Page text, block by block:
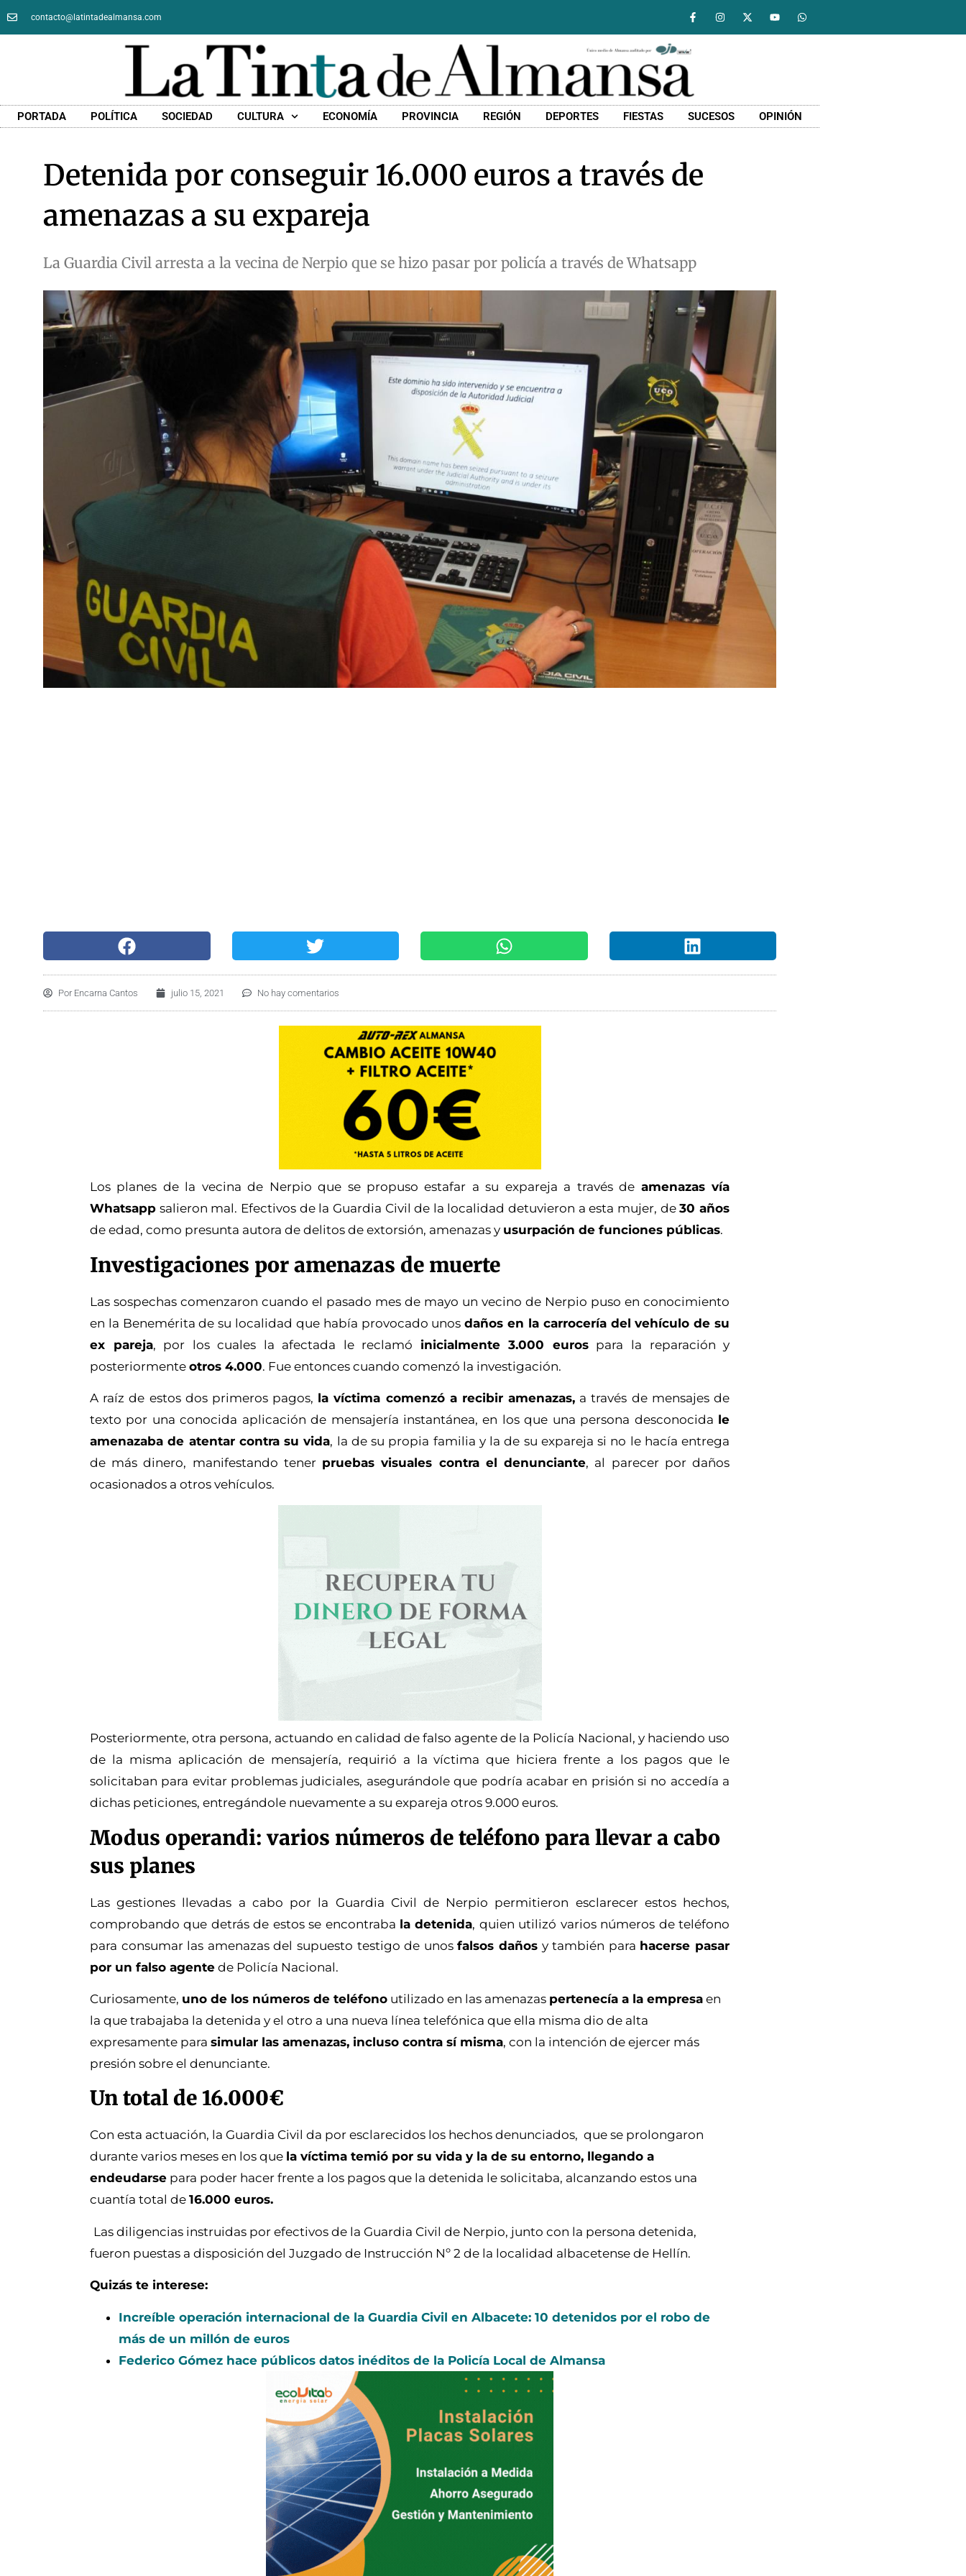
contacto@latintadealmansa.com
PORTADA POLÍTICA SOCIEDAD CULTURA ECONOMÍA PROVINCIA REGIÓN DEPORTES FIESTAS SUCESOS OPINIÓN
Detenida por conseguir 16.000 euros a través de
amenazas a su expareja
La Guardia Civil arresta a la vecina de Nerpio que se hizo pasar por policía a través de Whatsapp
Por Encarna Cantos julio 15, 2021 No hay comentarios
Los planes de la vecina de Nerpio que se propuso estafar a su expareja a través de amenazas vía
Whatsapp salieron mal. Efectivos de la Guardia Civil de la localidad detuvieron a esta mujer, de30 años
de edad, como presunta autora de delitos de extorsión, amenazas y usurpación de funciones públicas.
Investigaciones por amenazas de muerte
Las sospechas comenzaron cuando el pasado mes de mayo un vecino de Nerpio puso en conocimiento
en la Benemérita de su localidad que había provocado unosdaños en la carrocería del vehículo de su
ex pareja, por los cuales la afectada le reclamó inicialmente 3.000 eurospara la reparación y
posteriormente otros 4.000. Fue entonces cuando comenzó la investigación.
A raíz de estos dos primeros pagos, la víctima comenzó a recibir amenazas, a través de mensajes de
texto por una conocida aplicación de mensajería instantánea, en los que una persona desconocida le
amenazaba de atentar contra su vida, la de su propia familia y la de su expareja si no le hacía entrega
de más dinero, manifestando tener pruebas visuales contra el denunciante, al parecer por daños
ocasionados a otros vehículos.
Posteriormente, otra persona, actuando en calidad de falso agente de la Policía Nacional, y haciendo uso
de la misma aplicación de mensajería, requirió a la víctima que hiciera frente a los pagos que le
solicitaban para evitar problemas judiciales, asegurándole que podría acabar en prisión si no accedía a
dichas peticiones, entregándole nuevamente a su expareja otros 9.000 euros.
Modus operandi: varios números de teléfono para llevar a cabo
sus planes
Las gestiones llevadas a cabo por la Guardia Civil de Nerpio permitieron esclarecer estos hechos,
comprobando que detrás de estos se encontraba la detenida, quien utilizó varios números de teléfono
para consumar las amenazas del supuesto testigo de unosfalsos daños y también para hacerse pasar
por un falso agente de Policía Nacional.
Curiosamente, uno de los números de teléfono utilizado en las amenazas pertenecía a la empresa en
la que trabajaba la detenida y el otro a una nueva línea telefónica que ella misma dio de alta
expresamente para simular las amenazas, incluso contra sí misma, con la intención de ejercer más
presión sobre el denunciante.
Un total de 16.000€
Con esta actuación, la Guardia Civil da por esclarecidos los hechos denunciados, que se prolongaron
durante varios meses en los que la víctima temió por su vida y la de su entorno, llegando a
endeudarse para poder hacer frente a los pagos que la detenida le solicitaba, alcanzando estos una
cuantía total de 16.000 euros.
Las diligencias instruidas por efectivos de la Guardia Civil de Nerpio, junto con la persona detenida,
fueron puestas a disposición del Juzgado de Instrucción Nº 2 de la localidad albacetense de Hellín.
Quizás te interese:
Increíble operación internacional de la Guardia Civil en Albacete: 10 detenidos por el robo de
más de un millón de euros
Federico Gómez hace públicos datos inéditos de la Policía Local de Almansa